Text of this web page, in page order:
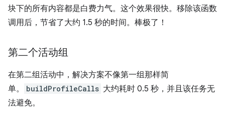
块下的所有内容都是白费力气。这个效果很快。移除该函数
调用后，节省了大约 1.5 秒的时间。棒极了！
第二个活动组
在第二组活动中，解决方案不像第一组那样简
单。
buildProfileCalls 大约耗时 0.5 秒，并且该任务无
法避免。